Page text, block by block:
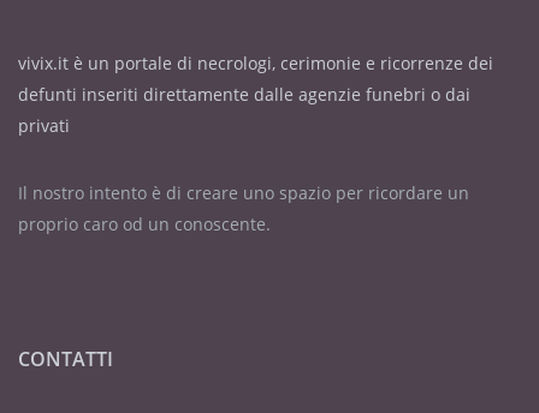
vivix.it è un portale di necrologi, cerimonie e ricorrenze dei
defunti inseriti direttamente dalle agenzie funebri o dai
privati
Il nostro intento è di creare uno spazio per ricordare un
proprio caro od un conoscente.
CONTATTI